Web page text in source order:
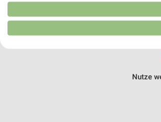
Alle HIT Angebote
Nutze
Verwendung reduzierter Daten zur Auswahl
Erstellung von Profilen für personalisierte